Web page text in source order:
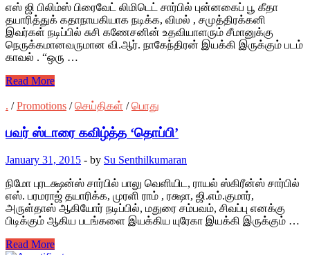
எஸ் ஜி பிலிம்ஸ் பிரைவேட் லிமிடெட் சார்பில் புன்னகைப் பூ கீதா
தயாரித்துக் கதாநாயகியாக நடிக்க, விமல் , சமுத்திரக்கனி
இவர்கள் நடிப்பில் சுசி கணேசனின் உதவியாளரும் சீமானுக்கு
நெருக்கமானவருமான வி.ஆர். நாகேந்திரன் இயக்கி இருக்கும் படம்
காவல் . “ஒரு …
Read More
. /Promotions /செய்திகள் /பொது
பவர் ஸ்டாரை கவிழ்த்த ‘தொப்பி’
January 31, 2015 - by Su Senthilkumaran
நிமோ புரடக்ஷன்ஸ் சார்பில் பாலு வெளியிட, ராயல் ஸ்கிரீன்ஸ் சார்பில்
எஸ். பரமராஜ் தயாரிக்க, முரளி ராம் , ரக்ஷா, ஜி.எம்.குமார்,
அருள்தாஸ் ஆகியோர் நடிப்பில், மதுரை சம்பவம், சிவப்பு எனக்கு
பிடிக்கும் ஆகிய படங்களை இயக்கிய யுரேகா இயக்கி இருக்கும் …
Read More